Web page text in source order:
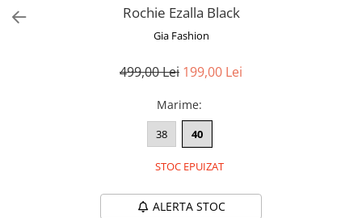
Fuste
Rochie Ezalla Black
Gia Fashion
499,00 Lei 199,00 Lei
Marime:
38 40
STOC EPUIZAT
ALERTA STOC